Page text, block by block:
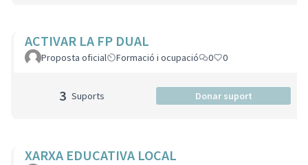
ACTIVAR LA FP DUAL
Proposta oficial Formació i ocupació 0 0
3 Suports Donar suport
XARXA EDUCATIVA LOCAL